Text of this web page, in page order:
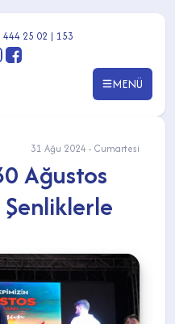
444 25 02 | 153
MENÜ
31 Ağu 2024 - Cumartesi
Ağustos